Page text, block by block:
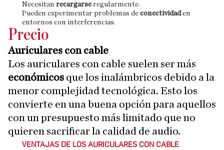
Necesitan recargarseregularmente.
Pueden experimentar problemas de conectividaden
entornos con interferencias.
Precio
Auriculares con cable
Los auriculares con cable suelen ser más
económicos que los inalámbricos debido a la
menor complejidad tecnológica. Esto los
convierte en una buena opción para aquellos
con un presupuesto más limitado que no
quieren sacrificar la calidad de audio.
VENTAJAS DE LOS AURICULARES CON CABLE